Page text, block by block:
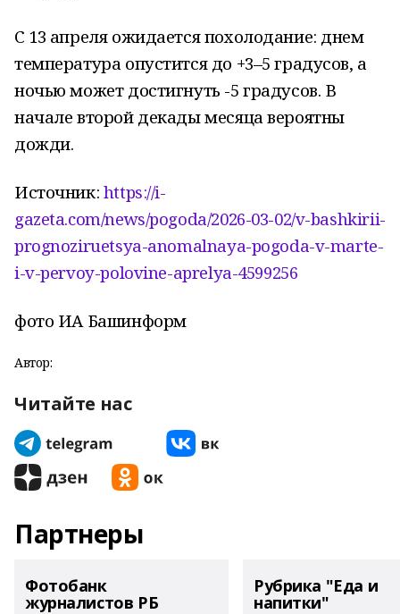
С 13 апреля ожидается похолодание: днем
температура опустится до +3–5 градусов, а
ночью может достигнуть -5 градусов. В
начале второй декады месяца вероятны
дожди.
Источник: https://i-
gazeta.com/news/pogoda/2026-03-02/v-bashkirii-
prognoziruetsya-anomalnaya-pogoda-v-marte-
i-v-pervoy-polovine-aprelya-4599256
фото ИА Башинформ
Автор:
Читайте нас
Партнеры
Фотобанк
журналистов РБ
Рубрика "Еда и
напитки"